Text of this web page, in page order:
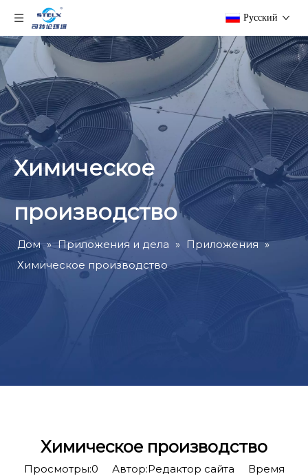
Pусский
Химическое
производство
Дом » Приложения и дела » Приложения »
Химическое производство
Химическое производство
Просмотры:0 Автор:Pедактор сайта Время